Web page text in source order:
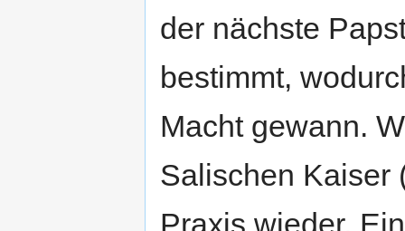
der nächste
bestimmt,
Macht gewann.
Salischen Kaiser